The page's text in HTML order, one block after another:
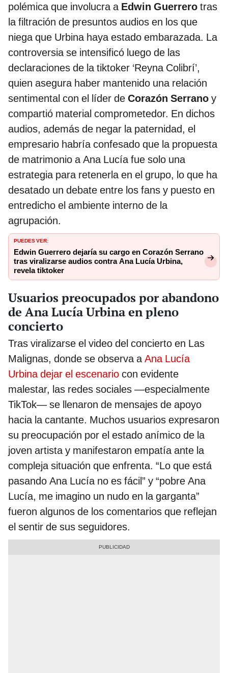
polémica que involucra a Edwin Guerrero tras
la filtración de presuntos audios en los que
niega que Urbina haya estado embarazada. La
controversia se intensificó luego de las
declaraciones de la tiktoker ‘Reyna Colibrí’,
quien asegura haber mantenido una relación
sentimental con el líder de Corazón Serrano y
compartió material comprometedor. En dichos
audios, además de negar la paternidad, el
empresario habría confesado que la propuesta
de matrimonio a Ana Lucía fue solo una
estrategia para retenerla en el grupo, lo que ha
desatado un debate entre los fans y puesto en
entredicho el ambiente interno de la
agrupación.
PUEDES VER:
Edwin Guerrero dejaría su cargo en Corazón Serrano
tras viralizarse audios contra Ana Lucía Urbina,
revela tiktoker
Usuarios preocupados por abandono
de Ana Lucía Urbina en pleno
concierto
Tras viralizarse el video del concierto en Las
Malignas, donde se observa aAna Lucía
Urbina dejar el escenario con evidente
malestar, las redes sociales —especialmente
TikTok— se llenaron de mensajes de apoyo
hacia la cantante. Muchos usuarios expresaron
su preocupación por el estado anímico de la
joven artista y manifestaron empatía ante la
compleja situación que enfrenta. “Lo que está
pasando Ana Lucía no es fácil” y “pobre Ana
Lucía, me imagino un nudo en la garganta”
fueron algunos de los comentarios que reflejan
el sentir de sus seguidores.